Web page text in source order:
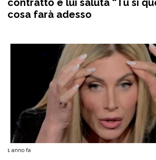
contratto e lui saluta “Tu sì
cosa farà adesso
1 anno fa